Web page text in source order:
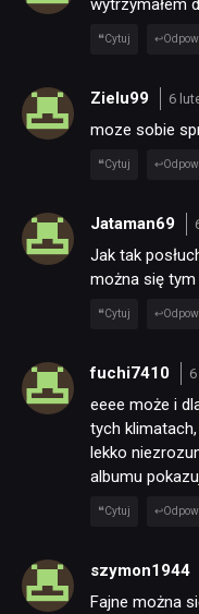
JUŻ
wytrzymałem
Cytuj
Zielu99 6
moze sobie
Cytuj
Jataman69
Jak tak
można się
Cytuj
fuchi7410
eeee może i
tych
lekko
albumu
Cytuj
szymon1944
Fajne można